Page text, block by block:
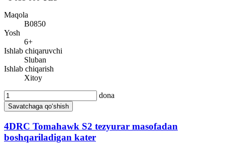
Maqola
B0850
Yosh
6+
Ishlab chiqaruvchi
Sluban
Ishlab chiqarish
Xitoy
dona
Savatchaga qo‘shish
4DRC Tomahawk S2 tezyurar masofadan
boshqariladigan kater